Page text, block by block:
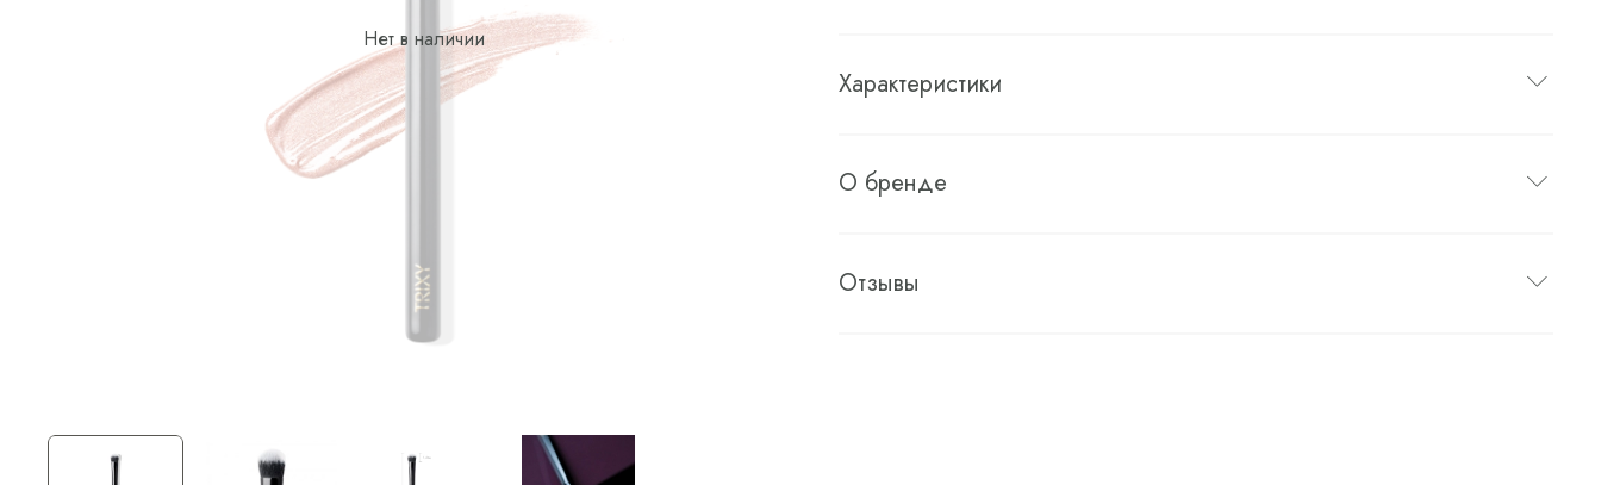
Нет в наличии
Характеристики
О бренде
Отзывы